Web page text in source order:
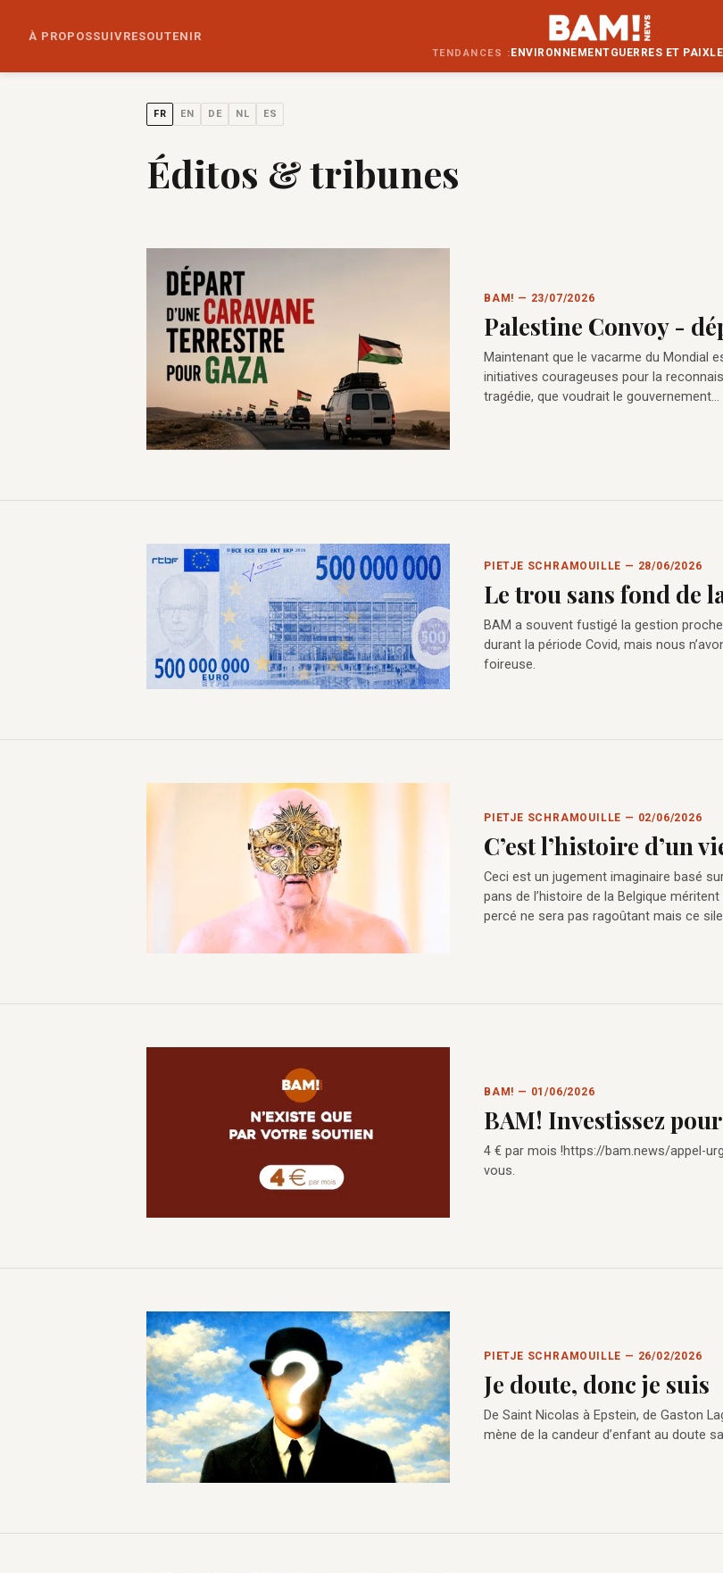
À PROPOSSUIVRESOUTENIR
TENDANCES : ENVIRONNEMENTGUERRES ET PAIX
FR EN DE NL ES
Éditos & tribunes
BAM! — 23/07/2026
Palestine Convoy -
Maintenant que le vacarme du Mondial
initiatives courageuses pour la
tragédie, que voudrait le gouvernement…
PIETJE SCHRAMOUILLE — 28/06/2026
Le trou sans fond de
BAM a souvent fustigé la gestion
durant la période Covid, mais nous
foireuse.
PIETJE SCHRAMOUILLE — 02/06/2026
C’est l’histoire d’un
Ceci est un jugement imaginaire basé
pans de l’histoire de la Belgique
percé ne sera pas ragoûtant mais ce
BAM! — 01/06/2026
BAM! Investissez
4 € par mois !https://bam.news/appel-
vous.
PIETJE SCHRAMOUILLE — 26/02/2026
Je doute, donc je suis
De Saint Nicolas à Epstein, de Gaston
mène de la candeur d’enfant au doute